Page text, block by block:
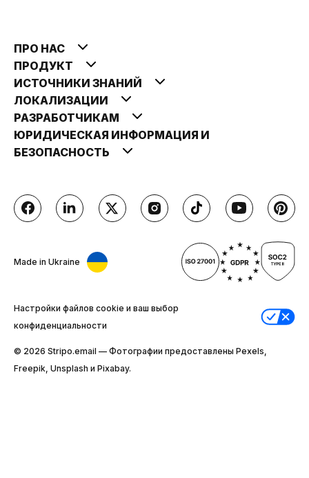
ПРО НАС
ПРОДУКТ
ИСТОЧНИКИ ЗНАНИЙ
ЛОКАЛИЗАЦИИ
РАЗРАБОТЧИКАМ
ЮРИДИЧЕСКАЯ ИНФОРМАЦИЯ И
БЕЗОПАСНОСТЬ
Made in Ukraine
Настройки файлов cookie и ваш выбор
конфиденциальности
© 2026 Stripо.email — Фотографии предоставлены Pexels,
Freepik, Unsplash и Pixabay.